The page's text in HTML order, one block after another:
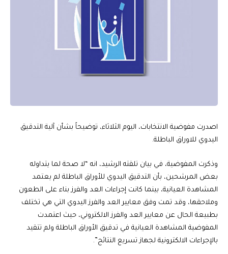
اصدرت مفوضية الانتخابات، اليوم الثلاثاء، توضيحاً بشأن آلية التدقيق
اليدوي للاوراق الباطلة.
وذكرت المفوضية، في بيان تلقته الرشيد، انه “لا صحة لما يتداوله
بعض المرشحين، بأن التدقيق اليدوي للأوراق الباطلة لم يعتمد
المشاهدة العيانية، بينما كانت إجراءات العد والفرز بناء على الطعون
وملاحقها، وقد تمت وفق معايير العد والفرز اليدوي التي هي تختلف
بطبيعة الحال عن معايير العد والفرز الالكتروني، حيث اعتمدت
المفوضية المشاهدة العيانية في تدقيق الأوراق الباطلة ولم تتقيد
بالإجراءات الالكترونية لجهاز تسريع النتائج”.